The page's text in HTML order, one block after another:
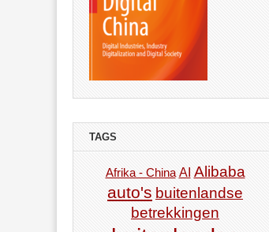
TAGS
Afrika - China AI Alibaba
auto's buitenlandse
betrekkingen